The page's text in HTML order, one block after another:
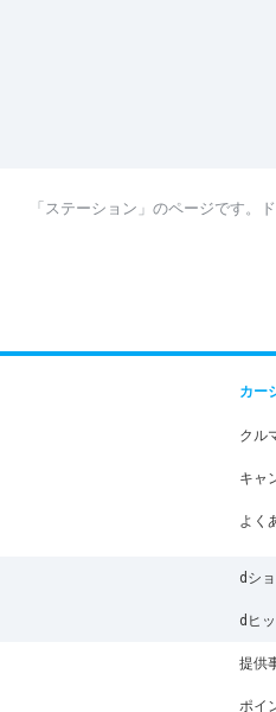
「ステーション」のページです。
カー
クル
キャ
よく
dシ
dヒ
提供
ポイ